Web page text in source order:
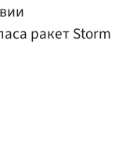
ракет Storm